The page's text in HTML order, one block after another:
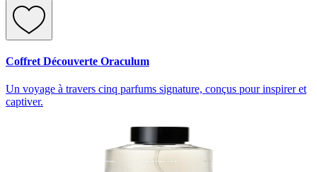
Coffret Découverte Oraculum
Un voyage à travers cinq parfums signature, conçus pour inspirer et
captiver.